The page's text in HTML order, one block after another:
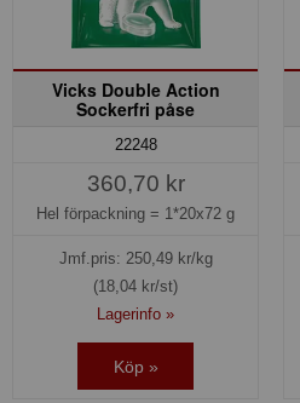
Vicks Double Action
Sockerfri påse
22248
360,70 kr
Hel förpackning = 1*20x72 g
Jmf.pris: 250,49kr/kg
(18,04 kr/st)
Lagerinfo »
Köp »